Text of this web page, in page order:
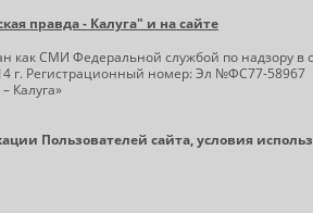
правда - Калуга" и на сайте
как СМИ Федеральной службой по надзору
г. Регистрационный номер: Эл №ФС77-58967
Калуга»
Пользователей сайта, условия